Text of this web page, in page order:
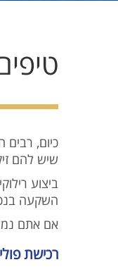
כיום,
שיש להם
ביצוע
השקעה
אם אתם
רכישת